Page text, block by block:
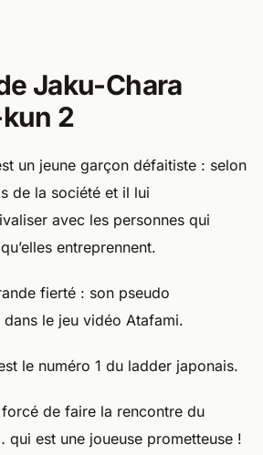
Jaku-Chara
2
un jeune garçon défaitiste : selon
de la société et il lui
avec les personnes qui
entreprennent.
fierté : son pseudo
dans le jeu vidéo Atafami.
le numéro 1 du ladder japonais.
de faire la rencontre du
qui est une joueuse prometteuse !